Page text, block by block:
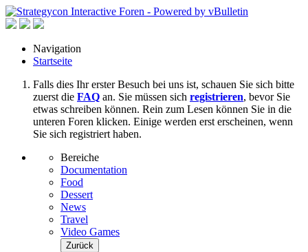
Navigation
Startseite
Falls dies Ihr erster Besuch bei uns ist, schauen Sie sich bitte
zuerst die FAQ an. Sie müssen sich registrieren, bevor Sie
etwas schreiben können. Rein zum Lesen können Sie in die
unteren Foren klicken. Einige werden erst erscheinen, wenn
Sie sich registriert haben.
Bereiche
Documentation
Food
Dessert
News
Travel
Video Games
Zurück